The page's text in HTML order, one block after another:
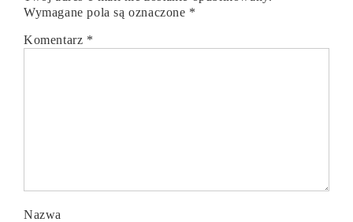
Wymagane pola są oznaczone *
Komentarz *
Nazwa